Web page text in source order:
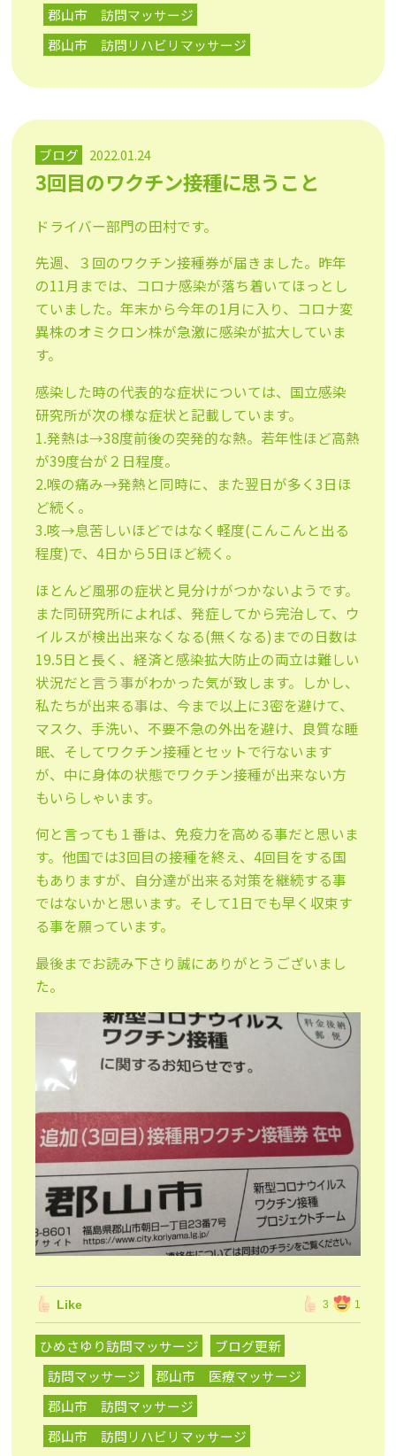
郡山市 訪問マッサージ
郡山市 訪問リハビリマッサージ
ブログ 2022.01.24
3回目のワクチン接種に思うこと
ドライバー部門の田村です。
先週、３回のワクチン接種券が届きました。昨年
の11月までは、コロナ感染が落ち着いてほっとし
ていました。年末から今年の1月に入り、コロナ変
異株のオミクロン株が急激に感染が拡大していま
す。
感染した時の代表的な症状については、国立感染
研究所が次の様な症状と記載しています。
1.発熱は→38度前後の突発的な熱。若年性ほど高熱
が39度台が２日程度。
2.喉の痛み→発熱と同時に、また翌日が多く3日ほ
ど続く。
3.咳→息苦しいほどではなく軽度(こんこんと出る
程度)で、4日から5日ほど続く。
ほとんど風邪の症状と見分けがつかないようです。
また同研究所によれば、発症してから完治して、ウ
イルスが検出出来なくなる(無くなる)までの日数は
19.5日と長く、経済と感染拡大防止の両立は難しい
状況だと言う事がわかった気が致します。しかし、
私たちが出来る事は、今まで以上に3密を避けて、
マスク、手洗い、不要不急の外出を避け、良質な睡
眠、そしてワクチン接種とセットで行ないます
が、中に身体の状態でワクチン接種が出来ない方
もいらしゃいます。
何と言っても１番は、免疫力を高める事だと思いま
す。他国では3回目の接種を終え、4回目をする国
もありますが、自分達が出来る対策を継続する事
ではないかと思います。そして1日でも早く収束す
る事を願っています。
最後までお読み下さり誠にありがとうございまし
た。
Like 3 1
ひめさゆり訪問マッサージ
ブログ更新
訪問マッサージ
郡山市 医療マッサージ
郡山市 訪問マッサージ
郡山市 訪問リハビリマッサージ